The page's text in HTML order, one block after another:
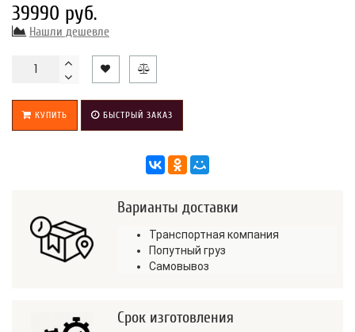
39990 руб.
Нашли дешевле
КУПИТЬ БЫСТРЫЙ ЗАКАЗ
Варианты доставки
Транспортная компания
Попутный груз
Самовывоз
Срок изготовления